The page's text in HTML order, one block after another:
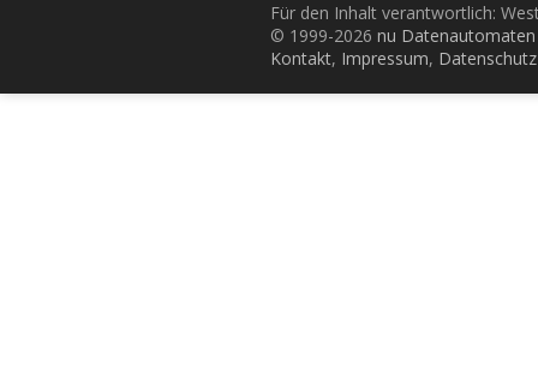
Für den Inhalt verantwortlich:
© 1999-2026 nu
Kontakt, Impressum, Datenschutz